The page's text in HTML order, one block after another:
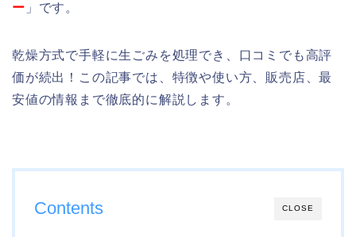
ー 」です。
乾燥方式で手軽に生ごみを処理でき、口コミでも高評
価が続出！この記事では、特徴や使い方、販売店、最
安値の情報まで徹底的に解説します。
CLOSE
Contents